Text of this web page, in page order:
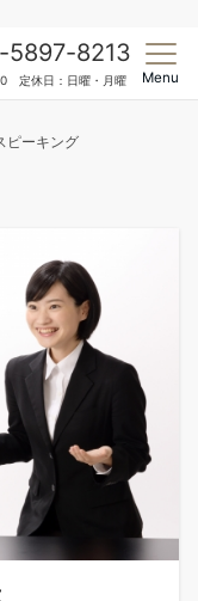
5897-8213
定休日：日曜・月曜 Menu
ピーキング